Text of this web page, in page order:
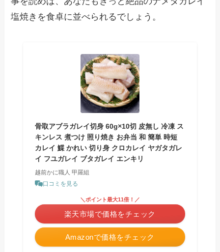
塩焼きを食卓に並べられるでしょう。
骨取アブラガレイ切身 60g×10切 皮無し 冷凍 ス
キンレス 煮つけ 照り焼き お弁当 和 簡単 時短
カレイ 鰈 かれい 切り身 クロカレイ ヤガタガレ
イ フユガレイ ブタガレイ エンキリ
越前かに職人 甲羅組
口コミを見る
Amazonで価格をチェック
＼ポイント最大11倍！／
楽天市場で価格をチェック